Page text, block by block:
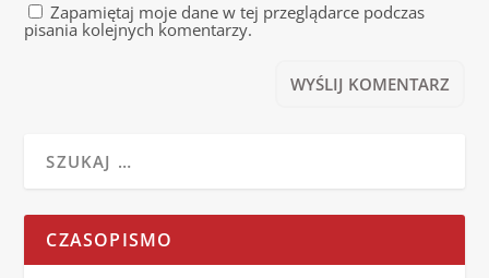
Zapamiętaj moje dane w tej przeglądarce podczas
pisania kolejnych komentarzy.
CZASOPISMO